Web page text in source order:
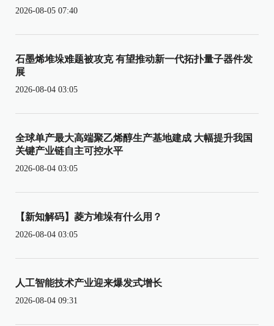
2026-08-05 07:40
石墨烯堆垛难题被攻克 有望推动新一代拓扑量子器件发
展
2026-08-04 03:05
全球单产最大高端聚乙烯醇生产基地建成 大幅提升我国
关键产业链自主可控水平
2026-08-04 03:05
【新知解码】菱方堆垛有什么用？
2026-08-04 03:05
人工智能技术产业迎来爆发式增长
2026-08-04 09:31